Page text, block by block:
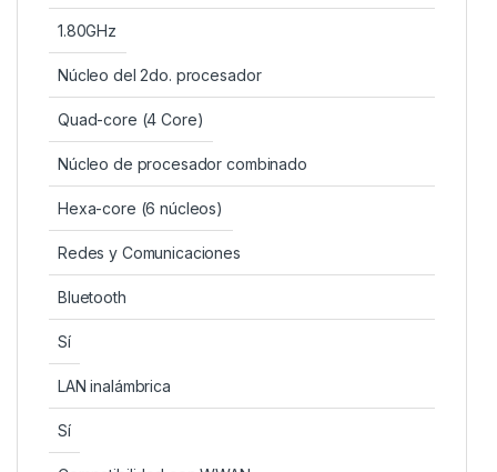
1.80GHz
Núcleo del 2do. procesador
Quad-core (4 Core)
Núcleo de procesador combinado
Hexa-core (6 núcleos)
Redes y Comunicaciones
Bluetooth
Sí
LAN inalámbrica
Sí